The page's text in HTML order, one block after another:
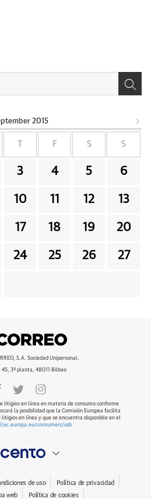
2015
F S S
3 4 5 6
10 11 12 13
17 18 19 20
24 25 26 27
S.A. Sociedad Unipersonal.
45, 3ª planta, 48011 Bilbao
litigios en línea en materia de consumo conforme
la posibilidad que la Comisión Europea facilita
en línea y que se encuentra disponible en el
ec.europa.eu/consumers/odr.
de uso
Política de privacidad
web Política de cookies